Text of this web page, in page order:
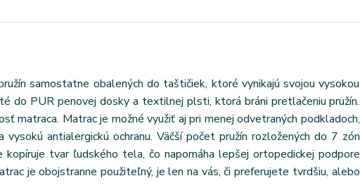
samostatne obalených do taštičiek, ktoré vynikajú svojou vysokou
do PUR penovej dosky a textilnej plsti, ktorá bráni pretlačeniu pružín.
matraca. Matrac je možné využiť aj pri menej odvetraných podkladoch,
antialergickú ochranu. Väčší počet pružín rozložených do 7 zón
tvar ľudského tela, čo napomáha lepšej ortopedickej podpore
je obojstranne použiteľný, je len na vás, či preferujete tvrdšiu, alebo